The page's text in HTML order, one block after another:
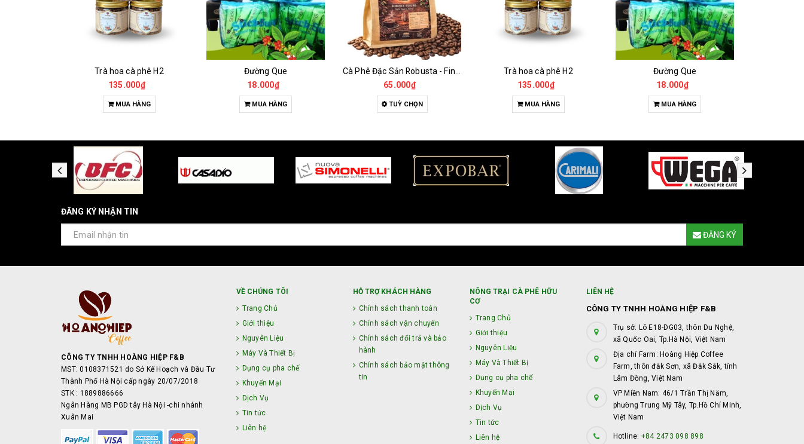
Trà hoa cà phê H2
135.000₫
MUA HÀNG
Đường Que
18.000₫
MUA HÀNG
65.000₫
TUỲ CHỌN
Trà hoa cà phê H2
135.000₫
MUA HÀNG
Đường Que
18.000₫
MUA HÀNG
ĐĂNG KÝ NHẬN TIN
ĐĂNG KÝ
CÔNG TY TNHH HOÀNG HIỆP F&B
MST: 0108371521 do Sở Kế Hoạch và Đầu Tư
Thành Phố Hà Nội cấp ngày 20/07/2018
STK : 1889886666
Ngân Hàng MB PGD tây Hà Nội -chi nhánh
Xuân Mai
VỀ CHÚNG TÔI
Trang Chủ
Giới thiệu
Nguyên Liệu
Máy Và Thiết Bị
Dụng cụ pha chế
Khuyến Mại
Dịch Vụ
Tin tức
Liên hệ
HỖ TRỢ KHÁCH HÀNG
Chính sách thanh toán
Chính sách vận chuyển
Chính sách đổi trả và bảo
hành
Chính sách bảo mật thông
tin
NÔNG TRẠI CÀ PHÊ HỮU
CƠ
Trang Chủ
Giới thiệu
Nguyên Liệu
Máy Và Thiết Bị
Dụng cụ pha chế
Khuyến Mại
Dịch Vụ
Tin tức
Liên hệ
LIÊN HỆ
CÔNG TY TNHH HOÀNG HIỆP F&B
Trụ sở: Lô E18-DG03, thôn Du Nghệ,
xã Quốc Oai, Tp.Hà Nội, Việt Nam
Địa chỉ Farm: Hoàng Hiệp Coffee
Farm, thôn đắk Sơn, xã Đắk Sắk, tỉnh
Lâm Đồng, Việt Nam
VP Miền Nam: 46/1 Trần Thị Năm,
phường Trung Mỹ Tây, Tp.Hồ Chí Minh,
Việt Nam
Hotline: +84 2473 098 898